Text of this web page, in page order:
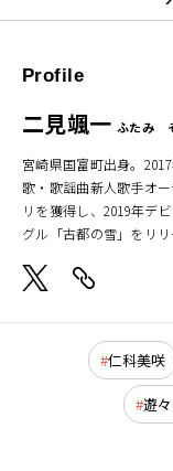
Profile
二見颯一 ふたみ
宮崎県国富町出身。
歌・歌謡曲新人歌手オ
リを獲得し、2019年デ
グル「古都の雪」をリリ
仁科美咲
遊